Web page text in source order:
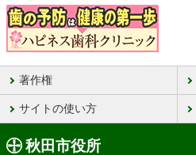
著作権
サイトの使い方
秋田市役所